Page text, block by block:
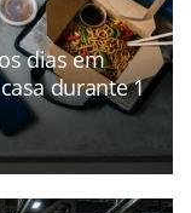
dias em
durante 1